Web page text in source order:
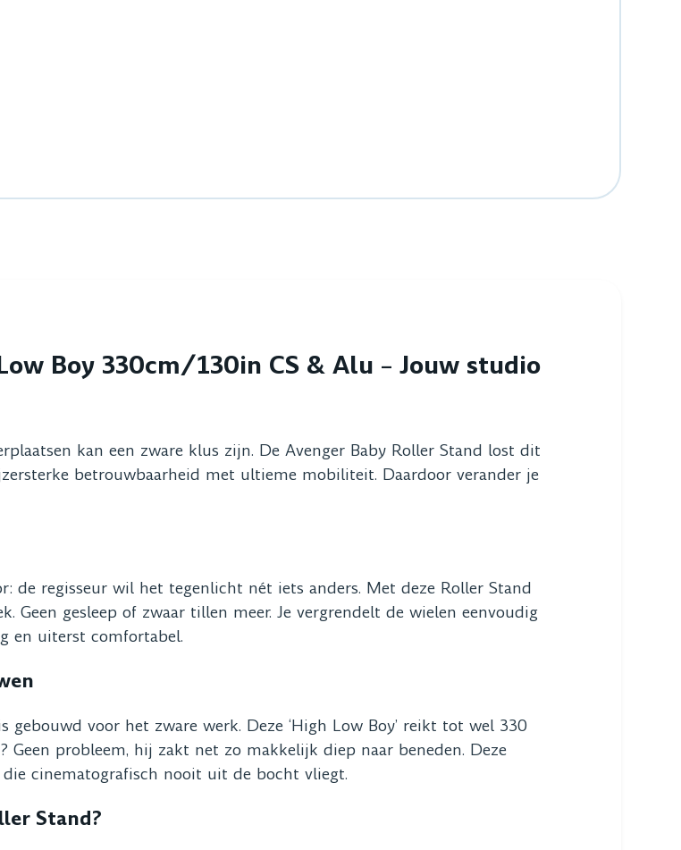
& Alu aantal
Boy 330cm/130in CS & Alu – Jouw studio
kan een zware klus zijn. De Avenger Baby Roller Stand lost dit
betrouwbaarheid met ultieme mobiliteit. Daardoor verander je
de regisseur wil het tegenlicht nét iets anders. Met deze Roller Stand
Geen gesleep of zwaar tillen meer. Je vergrendelt de wielen eenvoudig
en uiterst comfortabel.
voor het zware werk. Deze ‘High Low Boy’ reikt tot wel 330
probleem, hij zakt net zo makkelijk diep naar beneden. Deze
cinematografisch nooit uit de bocht vliegt.
Stand?